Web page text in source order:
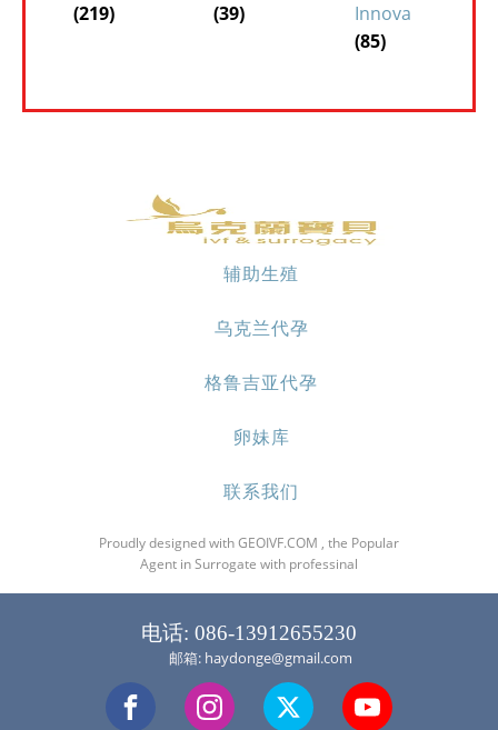
(219)
(39)
Innova
(85)
辅助生殖
乌克兰代孕
格鲁吉亚代孕
卵妹库
联系我们
Proudly designed with GEOIVF.COM , the Popular
Agent in Surrogate with professinal
电话: 086-13912655230
邮箱: haydonge@gmail.com